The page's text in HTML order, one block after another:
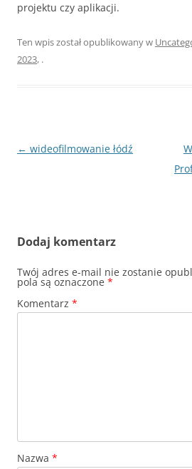
projektu czy aplikacji.
Ten wpis został opublikowany w
2023, .
Nawigacja
← wideofilmowanie łódź
Dodaj komentarz
Twój adres e-mail nie zostanie
pola są oznaczone *
Komentarz *
Nazwa *